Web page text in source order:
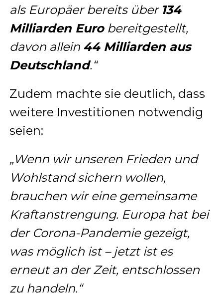
als Europäer bereits über 134
Milliarden Eurobereitgestellt,
davon allein 44 Milliarden aus
Deutschland.“
Zudem machte sie deutlich, dass
weitere Investitionen notwendig
seien:
„Wenn wir unseren Frieden und
Wohlstand sichern wollen,
brauchen wir eine gemeinsame
Kraftanstrengung. Europa hat bei
der Corona-Pandemie gezeigt,
was möglich ist – jetzt ist es
erneut an der Zeit, entschlossen
zu handeln.“